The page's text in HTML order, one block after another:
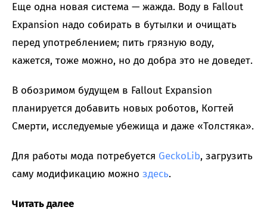
Еще одна новая система — жажда. Воду в Fallout
Expansion надо собирать в бутылки и очищать
перед употреблением; пить грязную воду,
кажется, тоже можно, но до добра это не доведет.
В обозримом будущем в Fallout Expansion
планируется добавить новых роботов, Когтей
Смерти, исследуемые убежища и даже «Толстяка».
Для работы мода потребуется GeckoLib, загрузить
саму модификацию можно здесь.
Читать далее